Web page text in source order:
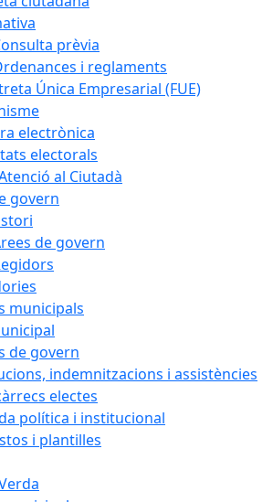
prèvia
i reglaments
Única Empresarial (FUE)
electrònica
electorals
al Ciutadà
govern
de govern
municipals
de govern
indemnitzacions i assistències
electes
política i institucional
i plantilles